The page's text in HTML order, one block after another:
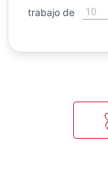
trabajo de
10